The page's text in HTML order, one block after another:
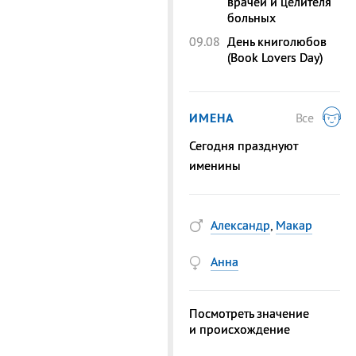
больных
09.08 День книголюбов
(Book Lovers Day)
ИМЕНА
Все
Сегодня празднуют
именины
Александр, Макар
Анна
Посмотреть значение
и происхождение